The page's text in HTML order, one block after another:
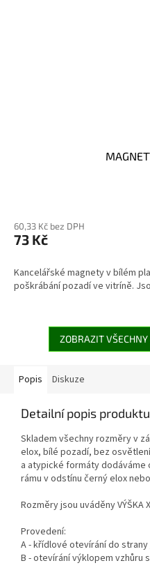
60,33 Kč bez DPH
73 Kč
Kancelářské magnety v bílém
poškrábání pozadí ve vitríně.
ZOBRAZIT VŠECHNY
Popis Diskuze
Detailní popis produktu
Skladem všechny rozměry v
elox, bílé pozadí, bez
a atypické formáty dodáváme
rámu v odstínu černý elox nebo
Rozměry jsou uváděny VÝŠKA
Provedení:
A - křídlové otevírání do
B - otevírání výklopem vzhůru